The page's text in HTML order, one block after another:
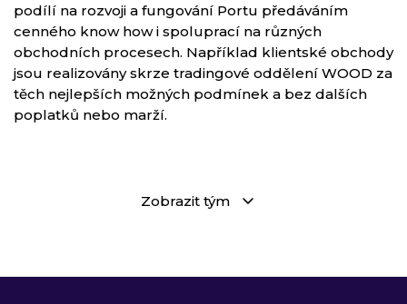
podílí na rozvoji a fungování Portu předáváním
cenného know how i spoluprací na různých
obchodních procesech. Například klientské obchody
jsou realizovány skrze tradingové oddělení WOOD za
těch nejlepších možných podmínek a bez dalších
poplatků nebo marží.
Zobrazit tým